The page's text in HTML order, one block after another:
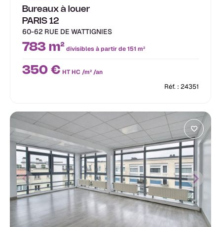
Bureaux à louer
PARIS 12
60-62 RUE DE WATTIGNIES
783 m²divisibles à partir de 151 m²
350 € HT HC /m² /an
Réf. : 24351